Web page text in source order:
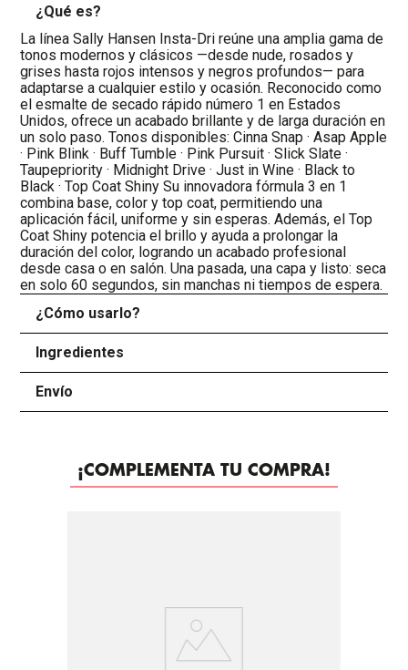
¿Qué es?
La línea Sally Hansen Insta-Dri reúne una amplia gama de
tonos modernos y clásicos —desde nude, rosados y
grises hasta rojos intensos y negros profundos— para
adaptarse a cualquier estilo y ocasión. Reconocido como
el esmalte de secado rápido número 1 en Estados
Unidos, ofrece un acabado brillante y de larga duración en
un solo paso. Tonos disponibles: Cinna Snap · Asap Apple
· Pink Blink · Buff Tumble · Pink Pursuit · Slick Slate ·
Taupepriority · Midnight Drive · Just in Wine · Black to
Black · Top Coat Shiny Su innovadora fórmula 3 en 1
combina base, color y top coat, permitiendo una
aplicación fácil, uniforme y sin esperas. Además, el Top
Coat Shiny potencia el brillo y ayuda a prolongar la
duración del color, logrando un acabado profesional
desde casa o en salón. Una pasada, una capa y listo: seca
en solo 60 segundos, sin manchas ni tiempos de espera.
¿Cómo usarlo?
Ingredientes
Envío
¡COMPLEMENTA TU COMPRA!